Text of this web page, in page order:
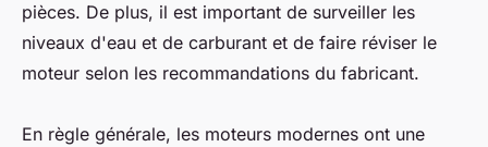
pièces. De plus, il est important de surveiller les
niveaux d'eau et de carburant et de faire réviser le
moteur selon les recommandations du fabricant.
En règle générale, les moteurs modernes ont une